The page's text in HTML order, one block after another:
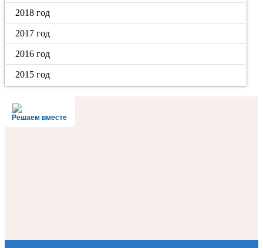
2018 год
2017 год
2016 год
2015 год
Решаем вместе